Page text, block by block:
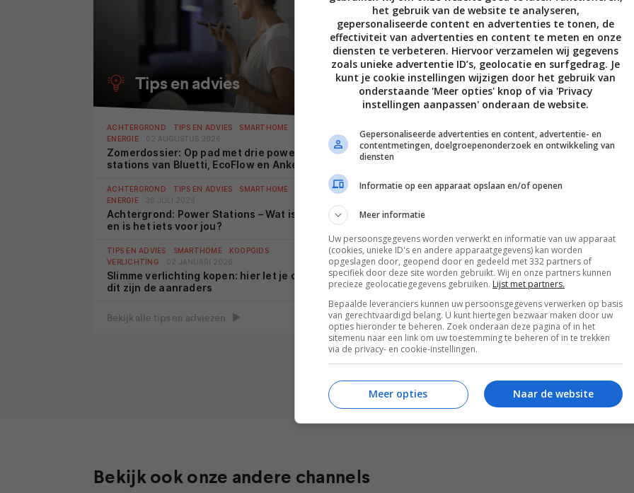
Tips en advies
ACHTERGROND TIPS EN ADVIES
SMARTHOME
ENERGIE
02 AUGUSTUS 2026
Zomerdossier: Op pad met drie power
stations van Bluetti, EcoFlow en Anker
ACHTERGROND TIPS EN ADVIES
SMARTHOME
ENERGIE
30 JULI 2026
Achtergrond: Power Stations – Wat is het
en is het iets voor jou?
TIPS EN ADVIES SMARTHOME
KOOPGIDS
VERLICHTING
02 JANUARI 2026
Slimme verlichting kopen: hier let je op en
dit zijn de aanraders
Bekijk alle tips en adviezen
Nieuwe vragen
Kan je een Hue sensor opnieuw koppelen
aan dezelfde Hue hub
SMARTHOME DOOR FREDERIK BOUCKAERT
koelkast?
VEILIGHEID EN BEVEILIGING DOOR TC
Slim slot tuinpoort?
Bekijk de Vraag en Antwoord-sectie
Bekijk ook onze andere channels
het gebruik van de website te analyseren,
gepersonaliseerde content en advertenties te tonen, de
effectiviteit van advertenties en content te meten en onze
diensten te verbeteren. Hiervoor verzamelen wij gegevens
zoals unieke advertentie ID’s, geolocatie en surfgedrag. Je
kunt je cookie instellingen wijzigen door het gebruik van
onderstaande 'Meer opties' knop of via 'Privacy
instellingen aanpassen' onderaan de website.
Gepersonaliseerde advertenties en content, advertentie- en
contentmetingen, doelgroepenonderzoek en ontwikkeling van
diensten
Informatie op een apparaat opslaan en/of openen
Meer informatie
Uw persoonsgegevens worden verwerkt en informatie van uw apparaat
(cookies, unieke ID's en andere apparaatgegevens) kan worden
opgeslagen door, geopend door en gedeeld met 332 partners of
specifiek door deze site worden gebruikt. Wij en onze partners kunnen
precieze geolocatiegegevens gebruiken. Lijst met partners.
Bepaalde leveranciers kunnen uw persoonsgegevens verwerken op basis
van gerechtvaardigd belang. U kunt hiertegen bezwaar maken door uw
opties hieronder te beheren. Zoek onderaan deze pagina of in het
sitemenu naar een link om uw toestemming te beheren of in te trekken
via de privacy- en cookie-instellingen.
Naar de website
Meer opties